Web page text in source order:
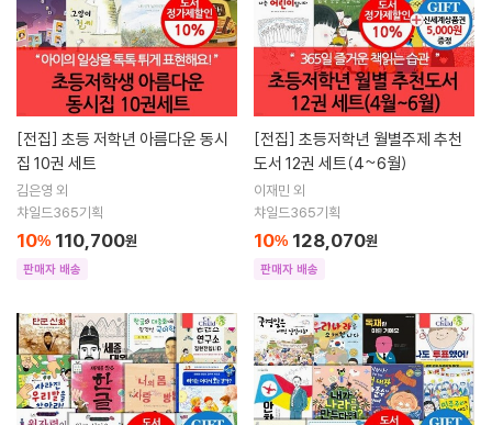
[전집]
집 10권 세트
김은영 외
챠일드365기획
10% 110,700원
판매자 배송
[전집]
도서 12권 세트(4~6월)
이재민 외
챠일드365기획
10% 128,070원
판매자 배송